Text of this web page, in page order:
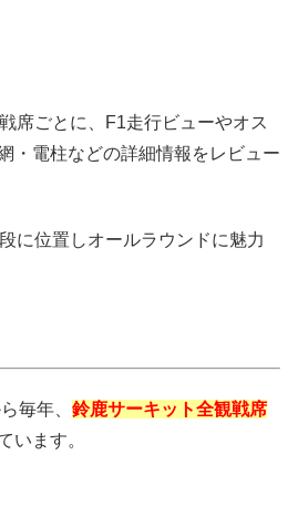
席ごとに、F1走行ビューやオス
・電柱などの詳細情報をレビュー
に位置しオールラウンドに魅力
毎年、 鈴鹿サーキット全観戦席
います。